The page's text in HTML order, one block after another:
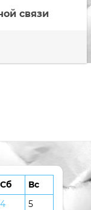
связи
Сб
Вс
4
5